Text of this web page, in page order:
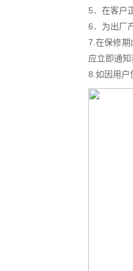
5．在客户
6．为出厂
7.在保修期
应立即通
8.如因用户